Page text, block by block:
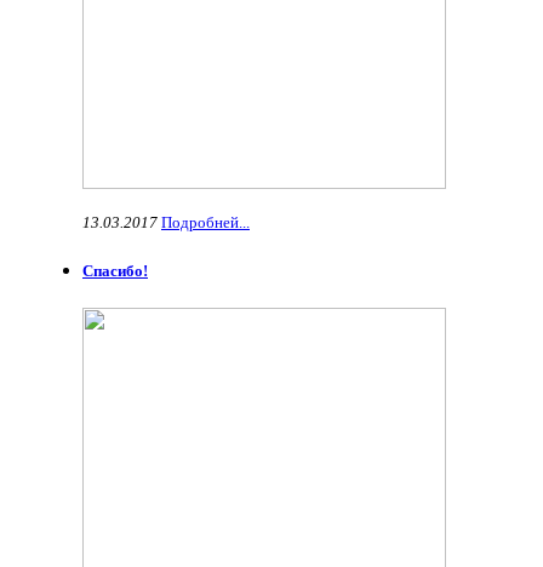
13.03.2017 Подробней...
Спасибо!